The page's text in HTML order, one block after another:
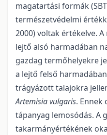
magatartási formák
természetvédelmi
2000) voltak értékelve.
lejtő alsó harmadában
gazdag termőhelyekre
a lejtő felső
trágyázott talajokra
Artemisia vulgaris. Ennek
tápanyag lemosódás. A
takarmányértékének